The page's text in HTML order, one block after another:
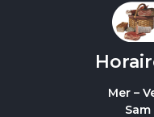
Mer –
Sam